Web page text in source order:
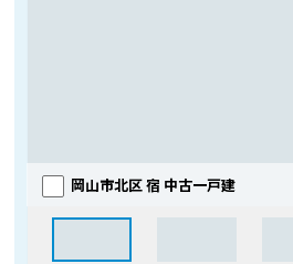
岡山市北区 宿 中古一戸建